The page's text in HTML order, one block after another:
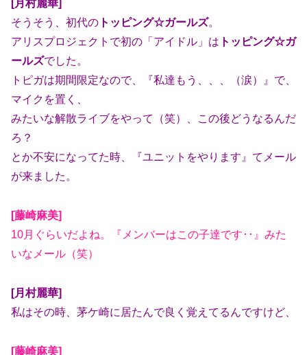
[月村麗華]
そうそう、初代の トッピング☆ガールズ。
アリスプロジェクトで初の「アイドル」は トッピング☆ガ
ールズでした。
トピガは期間限定なので、『私達もう、、、（涙）』で、
マイクを置く、
みたいな解散ライブをやって（笑）、この後どうなるんだ
ろ？
とか不安になってた時、『ユニットをやります』てメール
が来ました。
[藤崎麻美]
10月ぐらいだよね。『メンバーはこの子達です･･』みた
いなメール（笑）
[月村麗華]
私はその時、茅ケ崎に居たんで良く覚えてるんですけど、
[藤崎麻美]